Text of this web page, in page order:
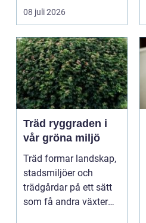
ekonomi i samma p...
08 juli 2026
Träd ryggraden i
vår gröna miljö
Träd formar landskap,
stadsmiljöer och
trädgårdar på ett sätt
som få andra växter